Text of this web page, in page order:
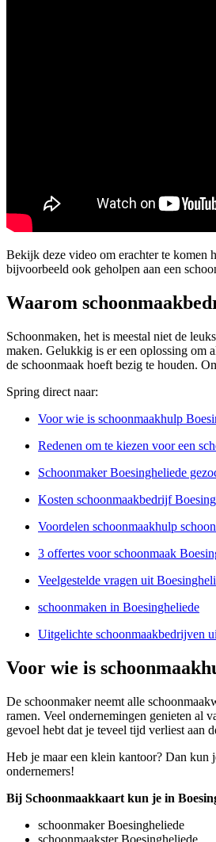
Bekijk deze video om erachter te komen
bijvoorbeeld ook geholpen aan een
Waarom
Schoonmaken, het is meestal niet de
maken. Gelukkig is er een oplossing om
de schoonmaak hoeft bezig te houden.
Spring direct naar:
Voor wie is schoonmaakhulp
Redenen om te kiezen voor een
Schoonmaker Boesingheliede
Kosten schoonmaakbedrijf
Voordelen schoonmaakhulp
3 offertes voor schoonmaak
Veelgestelde vragen uit
schoonmaken in Boesingheliede
Uitgelichte schoonmaakbedrijven
Voor wie is
De schoonmaker neemt alle
ramen. Veel ondernemingen genieten al
gevoel hebt dat je teveel tijd verliest aan
Heb je maar een klein kantoor? Dan kun
ondernemers!
Bij Schoonmaakkaart kun je in
schoonmaker Boesingheliede
schoonmaakster Boesingheliede